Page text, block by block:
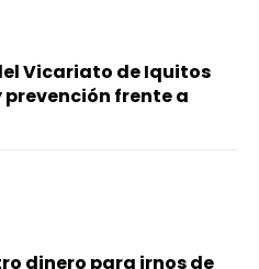
Vicariato de Iquitos
frente a
dinero para irnos de